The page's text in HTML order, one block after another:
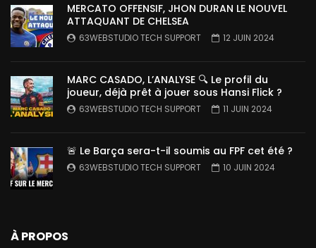
MERCATO OFFENSIF, JHON DURAN LE NOUVEL
ATTAQUANT DE CHELSEA
63WEBSTUDIO TECH SUPPORT 12 JUIN 2024
MARC CASADO, L’ANALYSE 🔍 Le profil du
joueur, déjà prêt à jouer sous Hansi Flick ?
63WEBSTUDIO TECH SUPPORT 11 JUIN 2024
🚨 Le Barça sera-t-il soumis au FPF cet été ?
63WEBSTUDIO TECH SUPPORT 10 JUIN 2024
À PROPOS